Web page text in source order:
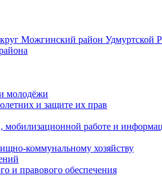
Можгинский район Удмуртской
молодёжи
и защите их прав
работе и
коммунальному хозяйству
и правового обеспечения